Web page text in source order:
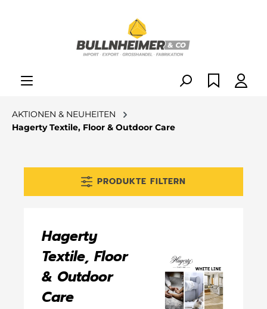
AKTIONEN & NEUHEITEN
Hagerty Textile, Floor & Outdoor Care
PRODUKTE FILTERN
Hagerty
Textile, Floor
& Outdoor
Care